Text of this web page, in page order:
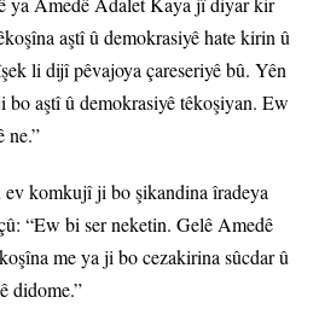
aştî û demokrasiyê hate kirin û
li dijî pêvajoya çareseriyê bû. Yên
aştî û demokrasiyê têkoşiyan. Ew
ne.”
komkujî ji bo şikandina îradeya
“Ew bi ser neketin. Gelê Amedê
me ya ji bo cezakirina sûcdar û
didome.”